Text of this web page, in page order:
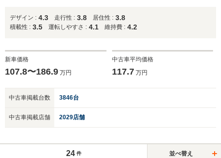
デザイン : 4.3 走行性 : 3.8 居住性 : 3.8
積載性 : 3.5 運転しやすさ : 4.1 維持費 : 4.2
新車価格
107.8〜186.9 万円
中古車平均価格
117.7 万円
中古車掲載台数 3846台
中古車掲載店舗 2029店舗
24 件 並べ替え